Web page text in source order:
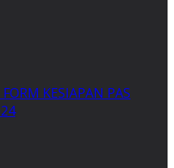
KESIAPAN PAS